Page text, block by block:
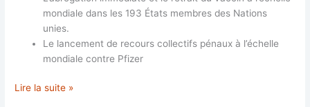
mondiale dans les 193 États membres des Nations
unies.
Le lancement de recours collectifs pénaux à l’échelle
mondiale contre Pfizer
Pfizer
Lire la suite »